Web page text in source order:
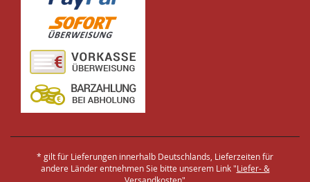
* gilt für Lieferungen innerhalb Deutschlands, Lieferzeiten für
andere Länder entnehmen Sie bitte unserem Link "Liefer- &